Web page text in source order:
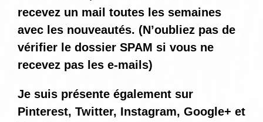
recevez un mail toutes les semaines
avec les nouveautés. (N’oubliez pas de
vérifier le dossier SPAM si vous ne
recevez pas les e-mails)
Je suis présente également sur
Pinterest, Twitter, Instagram, Google+ et